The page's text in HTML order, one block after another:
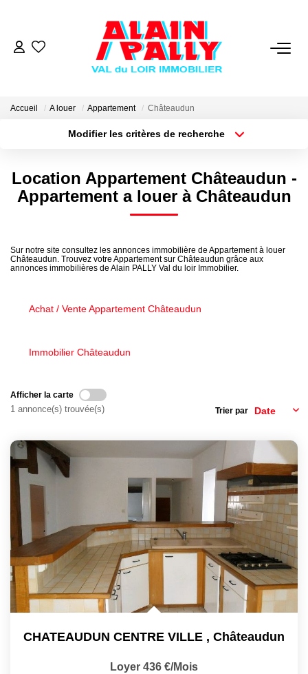
VENTE
LOCATION
DERNIERES VENTES
Qui Sommes Nous
Nous Rejoindre
Accueil A louer Appartement Châteaudun
Modifier les critères de recherche
Sélectionnez...
Type de bien
Surface min
Créer une alerte
Location Appartement Châteaudun -
Appartement a louer à Châteaudun
Sur notre site consultez les annonces immobilière de Appartement à louer
Châteaudun. Trouvez votre Appartement sur Châteaudun grâce aux
annonces immobilières de Alain PALLY Val du loir Immobilier.
Achat / Vente Appartement Châteaudun
Immobilier Châteaudun
Afficher la carte
1 annonce(s) trouvée(s) Trier par
CHATEAUDUN CENTRE VILLE , Châteaudun
Loyer 436 €/mois